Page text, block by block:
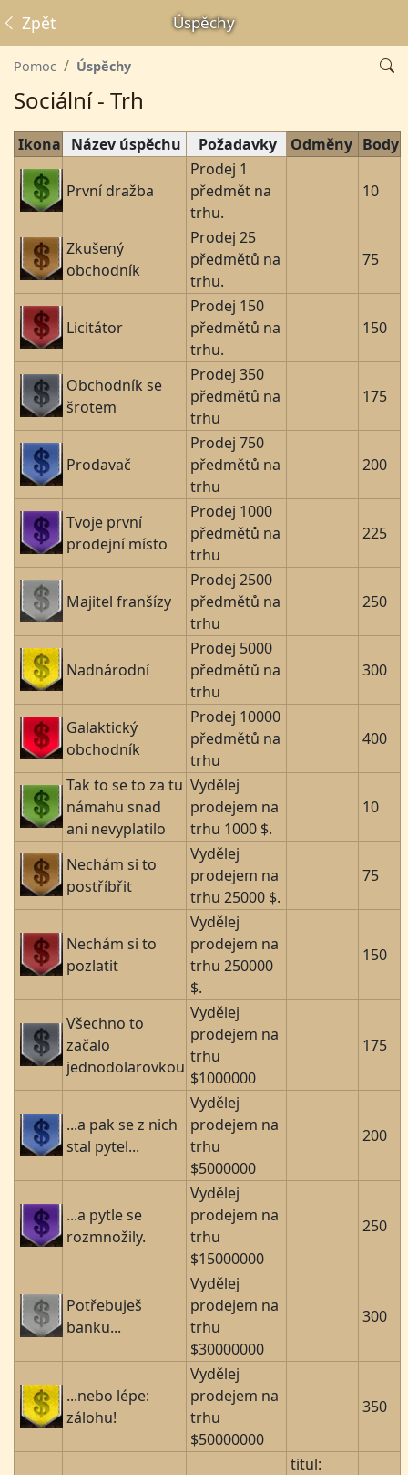
Úspěchy
Zpět
Pomoc Úspěchy
Sociální - Trh
Ikona Název úspěchu Požadavky Odměny Body
První dražba
Prodej 1
předmět na
trhu.
10
Zkušený
obchodník
Prodej 25
předmětů na
trhu.
75
Licitátor
Prodej 150
předmětů na
trhu.
150
Obchodník se
šrotem
Prodej 350
předmětů na
trhu
175
Prodavač
Prodej 750
předmětů na
trhu
200
Tvoje první
prodejní místo
Prodej 1000
předmětů na
trhu
225
Majitel franšízy
Prodej 2500
předmětů na
trhu
250
Nadnárodní
Prodej 5000
předmětů na
trhu
300
Galaktický
obchodník
Prodej 10000
předmětů na
trhu
400
Tak to se to za tu
námahu snad
ani nevyplatilo
Vydělej
prodejem na
trhu 1000 $.
10
Nechám si to
postříbřit
Vydělej
prodejem na
trhu 25000 $.
75
Nechám si to
pozlatit
Vydělej
prodejem na
trhu 250000
$.
150
Všechno to
začalo
jednodolarovkou
Vydělej
prodejem na
trhu
$1000000
175
...a pak se z nich
stal pytel...
Vydělej
prodejem na
trhu
$5000000
200
...a pytle se
rozmnožily.
Vydělej
prodejem na
trhu
$15000000
250
Potřebuješ
banku...
Vydělej
prodejem na
trhu
$30000000
300
...nebo lépe:
zálohu!
Vydělej
prodejem na
trhu
$50000000
350
titul: